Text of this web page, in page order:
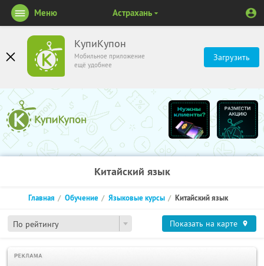
КупиКупон
Мобильное приложение
ещё удобнее
Загрузить
Меню Астрахань
Китайский язык
По рейтингу
Главная Обучение Языковые курсы Китайский язык
Показать на карте